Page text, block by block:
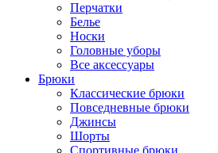
Перчатки
Белье
Носки
Головные уборы
Все аксессуары
Брюки
Классические брюки
Повседневные брюки
Джинсы
Шорты
Спортивные брюки